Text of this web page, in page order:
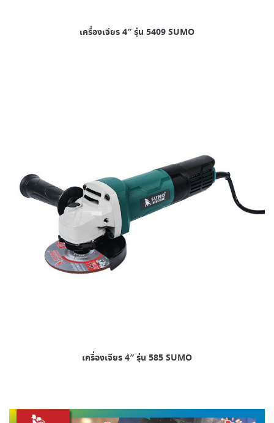
เครื่องเจียร 4″ รุ่น 5409 SUMO
เครื่องเจียร 4″ รุ่น 585 SUMO